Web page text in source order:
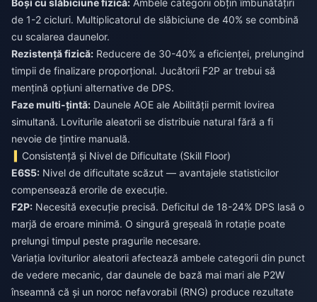
Boși cu slăbiciune fizică: Ambele categorii obțin îmbunătățiri
de 1-2 cicluri. Multiplicatorul de slăbiciune de 40% se combină
cu scalarea daunelor.
Rezistență fizică: Reducere de 30-40% a eficienței, prelungind
timpii de finalizare proporțional. Jucătorii F2P ar trebui să
mențină opțiuni alternative de DPS.
Faze multi-țintă: Daunele AOE ale Abilității permit lovirea
simultană. Loviturile aleatorii se distribuie natural fără a fi
nevoie de țintire manuală.
Consistență și Nivel de Dificultate (Skill Floor)
E6S5: Nivel de dificultate scăzut — avantajele statisticilor
compensează erorile de execuție.
F2P: Necesită execuție precisă. Deficitul de 18-24% DPS lasă o
marjă de eroare minimă. O singură greșeală în rotație poate
prelungi timpul peste pragurile necesare.
Variația loviturilor aleatorii afectează ambele categorii din punct
de vedere mecanic, dar daunele de bază mai mari ale P2W
înseamnă că și un noroc nefavorabil (RNG) produce rezultate